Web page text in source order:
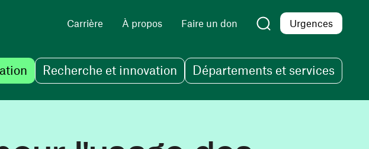
Carrière À propos Faire un don Urgences
Recherche et innovation Départements et services